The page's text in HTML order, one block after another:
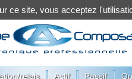
relais Actif Passif
ce site, vous acceptez